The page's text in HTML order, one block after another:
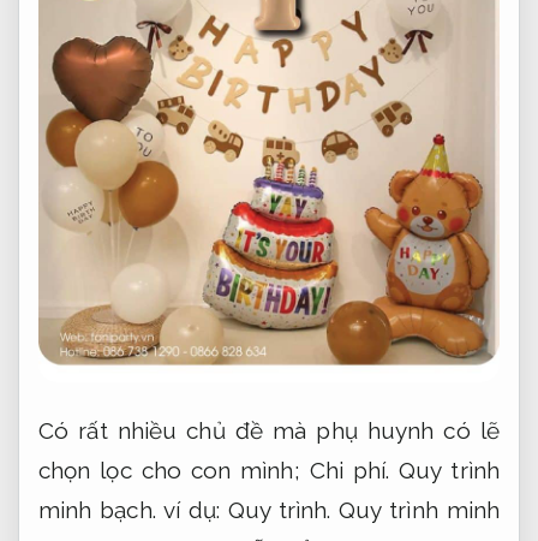
Có rất nhiều chủ đề mà phụ huynh có lẽ
chọn lọc cho con mình; Chi phí. Quy trình
minh bạch. ví dụ: Quy trình. Quy trình minh